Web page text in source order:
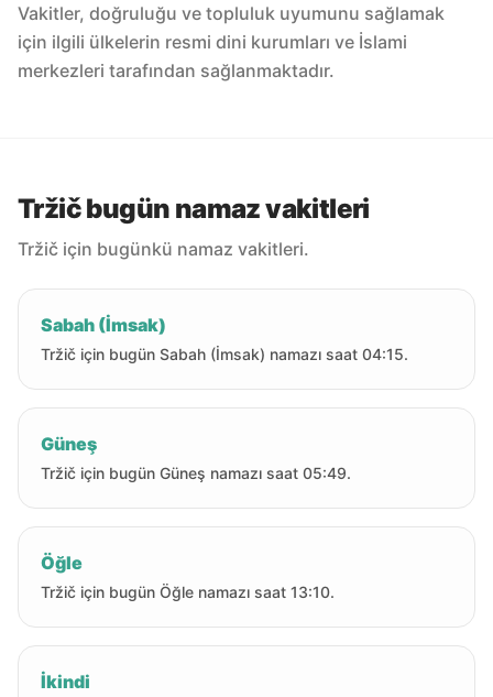
Vakitler, doğruluğu ve topluluk uyumunu sağlamak
için ilgili ülkelerin resmi dini kurumları ve İslami
merkezleri tarafından sağlanmaktadır.
Tržič bugün namaz vakitleri
Tržič için bugünkü namaz vakitleri.
Sabah (İmsak)
Tržič için bugün Sabah (İmsak) namazı saat 04:15.
Güneş
Tržič için bugün Güneş namazı saat 05:49.
Öğle
Tržič için bugün Öğle namazı saat 13:10.
İkindi